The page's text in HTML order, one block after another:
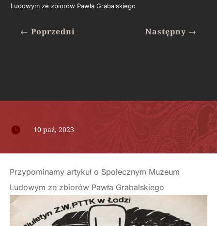
Ludowym ze zbiorów Pawła Grabalskiego
←Poprzedni Następny→
 10 paź, 2023
Przypominamy artykuł o Społecznym Muzeum
Ludowym ze zbiorów Pawła Grabalskiego